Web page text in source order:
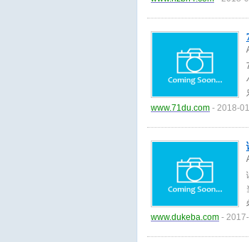
www.71du.com - 2018-
www.dukeba.com -